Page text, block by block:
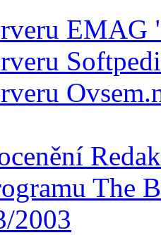
The
2003